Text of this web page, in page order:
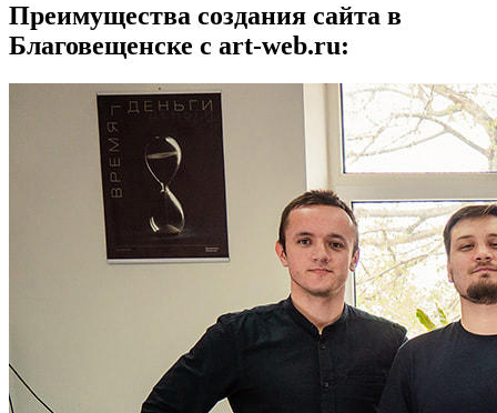
Преимущества создания сайта в
Благовещенске с art-web.ru: